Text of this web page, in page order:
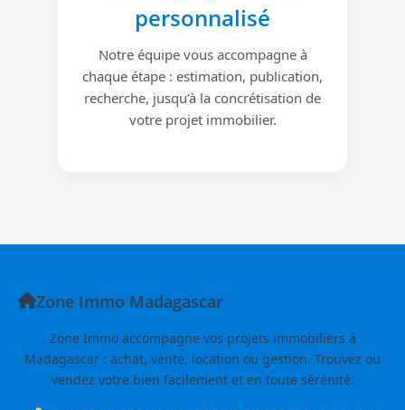
personnalisé
Notre équipe vous accompagne à
chaque étape : estimation, publication,
recherche, jusqu’à la concrétisation de
votre projet immobilier.
Zone Immo Madagascar
Zone Immo accompagne vos projets immobiliers à
Madagascar : achat, vente, location ou gestion. Trouvez ou
vendez votre bien facilement et en toute sérénité.